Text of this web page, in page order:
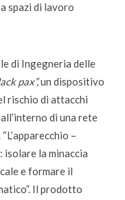
spazi di lavoro
di Ingegneria delle
pax”,un dispositivo
rischio di attacchi
di una rete
–
isolare la minaccia
e formare il
Il prodotto